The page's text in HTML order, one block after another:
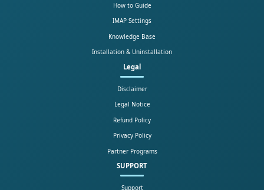
How to Guide
IMAP Settings
Knowledge Base
Installation & Uninstallation
Legal
Disclaimer
Legal Notice
Refund Policy
Privacy Policy
Partner Programs
SUPPORT
Support